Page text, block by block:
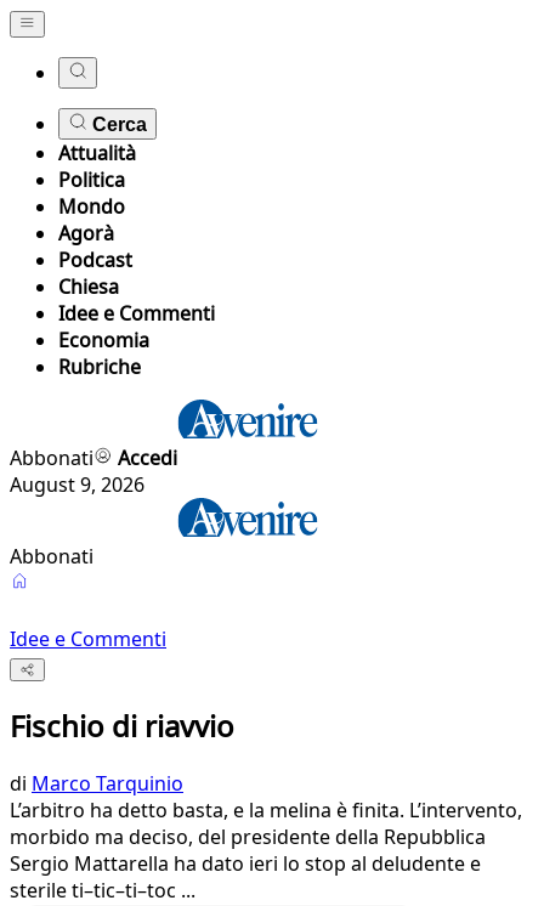
Cerca
Attualità
Politica
Mondo
Agorà
Podcast
Chiesa
Idee e Commenti
Economia
Rubriche
Abbonati
Accedi
August 9, 2026
Abbonati
Idee e Commenti
Fischio di riavvio
di Marco Tarquinio
L’arbitro ha detto basta, e la melina è finita. L’intervento,
morbido ma deciso, del presidente della Repubblica
Sergio Mattarella ha dato ieri lo stop al deludente e
sterile ti–tic–ti–toc ...